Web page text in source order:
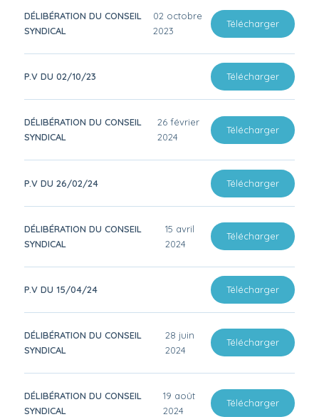
DÉLIBÉRATION DU CONSEIL
SYNDICAL
02 octobre
2023
Télécharger
P.V DU 02/10/23 Télécharger
DÉLIBÉRATION DU CONSEIL
SYNDICAL
26 février
2024
Télécharger
P.V DU 26/02/24 Télécharger
DÉLIBÉRATION DU CONSEIL
SYNDICAL
15 avril
2024
Télécharger
P.V DU 15/04/24 Télécharger
DÉLIBÉRATION DU CONSEIL
SYNDICAL
28 juin
2024
Télécharger
DÉLIBÉRATION DU CONSEIL
SYNDICAL
19 août
2024
Télécharger